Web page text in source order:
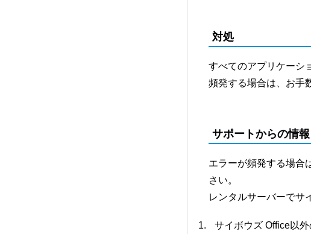
対処
すべてのアプリケーシ
頻発する場合は、お手
サポートからの情報
エラーが頻発する場合
さい。
レンタルサーバーでサ
サイボウズ Office以